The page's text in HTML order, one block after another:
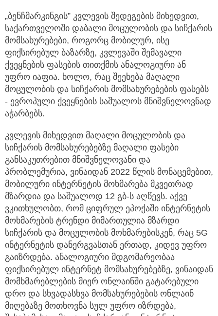
„ბენჩმარკინგის” კვლევის შედეგების მიხედვით,
საქართველოში დაბალი მოცულობის და სიჩქარის
მომსახურებები, როგორც მობილურ, ისე
ფიქსირებულ ბაზარზე, კვლევაში შემავალი
ქვეყნების ფასების თითქმის ანალოგიური ან
უფრო იაფია. ხოლო, რაც შეეხება მაღალი
მოცულობის და სიჩქარის მომსახურებების ფასებს
- ევროპული ქვეყნების საშუალოს მნიშვნელოვნად
აჭარბებს.
კვლევის მიხედვით მაღალი მოცულობის და
სიჩქარის მომსახურებებზე მაღალი ფასები
განსაკუთრებით მნიშვნელოვანი და
პრობლემურია, ვინაიდან 2022 წლის მონაცემებით,
მობილური ინტერნეტის მოხმარება მკვეთრად
მზარდია და საშუალოდ 12 გბ-ს აღწევს. აქვე
ვკითხულობთ, რომ ციფრულ ეპოქაში ინტერნეტის
მოხმარების ტრენდი მიმართულია მზარდი
სიჩქარის და მოცულობის მოხმარებისკენ, რაც 5G
ინტერნეტის დანერგვასთან ერთად, კიდევ უფრო
გაიზრდება. ანალოგიური მდგომარეობაა
ფიქსირებულ ინტერნეტ მომსახურებებზე, ვინაიდან
მომხმარებლების მიერ ონლაინში გატარებული
დრო და სხვადასხვა მომსახურებების ონლაინ
მიღებაზე მოთხოვნა სულ უფრო იზრდება,